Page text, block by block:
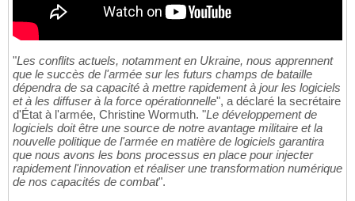
"Les conflits actuels, notamment en Ukraine, nous apprennent
que le succès de l'armée sur les futurs champs de bataille
dépendra de sa capacité à mettre rapidement à jour les logiciels
et à les diffuser à la force opérationnelle", a déclaré la secrétaire
d'État à l'armée, Christine Wormuth. "Le développement de
logiciels doit être une source de notre avantage militaire et la
nouvelle politique de l'armée en matière de logiciels garantira
que nous avons les bons processus en place pour injecter
rapidement l'innovation et réaliser une transformation numérique
de nos capacités de combat".